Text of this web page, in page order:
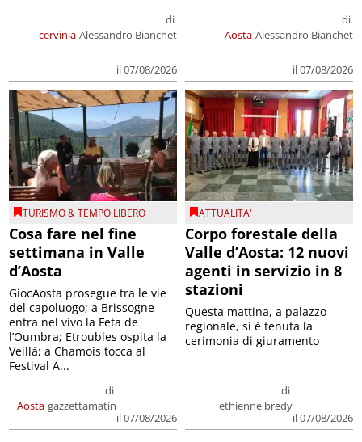
cervinia
di
Alessandro Bianchet
il 07/08/2026
Aosta
di
Alessandro Bianchet
il 07/08/2026
TURISMO & TEMPO LIBERO
Cosa fare nel fine
settimana in Valle
d’Aosta
Aosta
di
gazzettamatin
il 07/08/2026
GiocAosta prosegue tra le vie
del capoluogo; a Brissogne
entra nel vivo la Feta de
l’Oumbra; Etroubles ospita la
Veillà; a Chamois tocca al
Festival A...
ATTUALITA'
Corpo forestale della
Valle d’Aosta: 12 nuovi
agenti in servizio in 8
stazioni
di
ethienne bredy
il 07/08/2026
Questa mattina, a palazzo
regionale, si è tenuta la
cerimonia di giuramento